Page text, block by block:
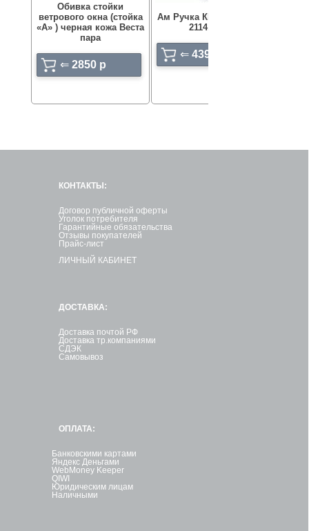
Обивка стойки
ветрового окна (стойка
«А» ) черная кожа Веста
пара
⇐ 2850 p
Ам Ручка КПП ВАЗ 2113,
2114, 2115
⇐ 439 p
КОНТАКТЫ:
Договор публичной оферты
Уголок потребителя
Гарантийные обязательства
Отзывы покупателей
Прайс-лист
ЛИЧНЫЙ КАБИНЕТ
ДОСТАВКА:
Доставка почтой РФ
Доставка тр.компаниями
СДЭК
Самовывоз
ОПЛАТА:
Банковскими картами
Яндекс Деньгами
WebMoney Keeper
QIWI
Юридическим лицам
Наличными